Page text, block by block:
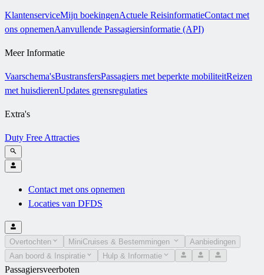
KlantenserviceMijn boekingenActuele ReisinformatieContact met
ons opnemenAanvullende Passagiersinformatie (API)
Meer Informatie
Vaarschema'sBustransfersPassagiers met beperkte mobiliteitReizen
met huisdierenUpdates grensregulaties
Extra's
Duty Free Attracties
Contact met ons opnemen
Locaties van DFDS
Overtochten MiniCruises & Bestemmingen
Aanbiedingen
Aan boord & Inspiratie
Hulp & Informatie
Passagiersveerboten